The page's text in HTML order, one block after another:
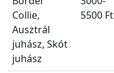
Collie,
Ausztrál
juhász, Skót
juhász
5500 Ft